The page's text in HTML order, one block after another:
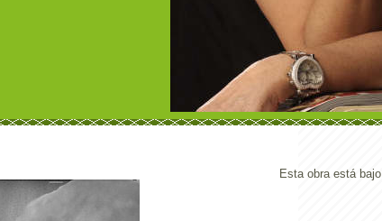
Esta obra está